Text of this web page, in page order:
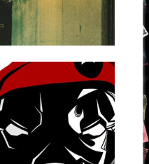
C’est la sixième fois que
Wolves At The Gate nous
propulse...
▶
24.04.14
PRO PAIN : THE
FINAL
REVOLUTION
Pro-Pain, c’est le genre de
groupe dont on apprécie
chaque sortie...
▶